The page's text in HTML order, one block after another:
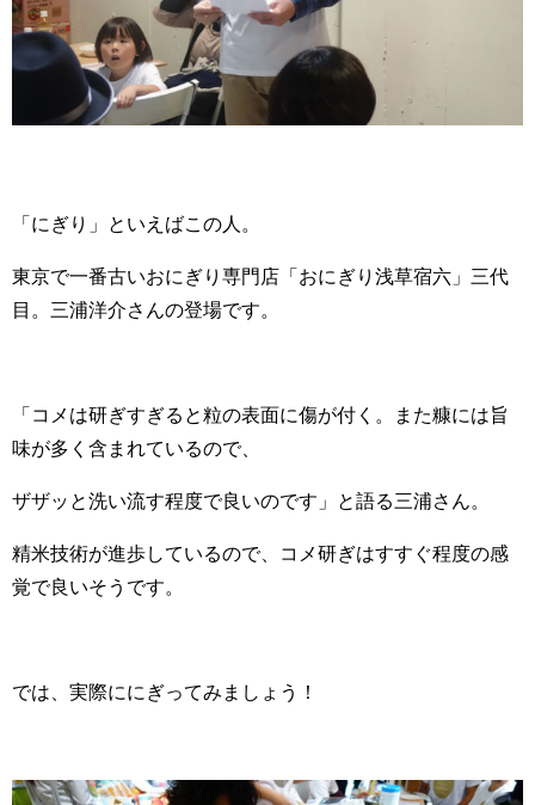
「にぎり」といえばこの人。
東京で一番古いおにぎり専門店「おにぎり浅草宿六」三代
目。三浦洋介さんの登場です。
「コメは研ぎすぎると粒の表面に傷が付く。また糠には旨
味が多く含まれているので、
ザザッと洗い流す程度で良いのです」と語る三浦さん。
精米技術が進歩しているので、コメ研ぎはすすぐ程度の感
覚で良いそうです。
では、実際ににぎってみましょう！